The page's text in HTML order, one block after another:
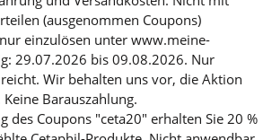
(ausgenommen Coupons)
einzulösen unter www.meine-
29.07.2026 bis 09.08.2026. Nur
Wir behalten uns vor, die Aktion
Barauszahlung.
des Coupons "ceta20" erhalten Sie 20 %